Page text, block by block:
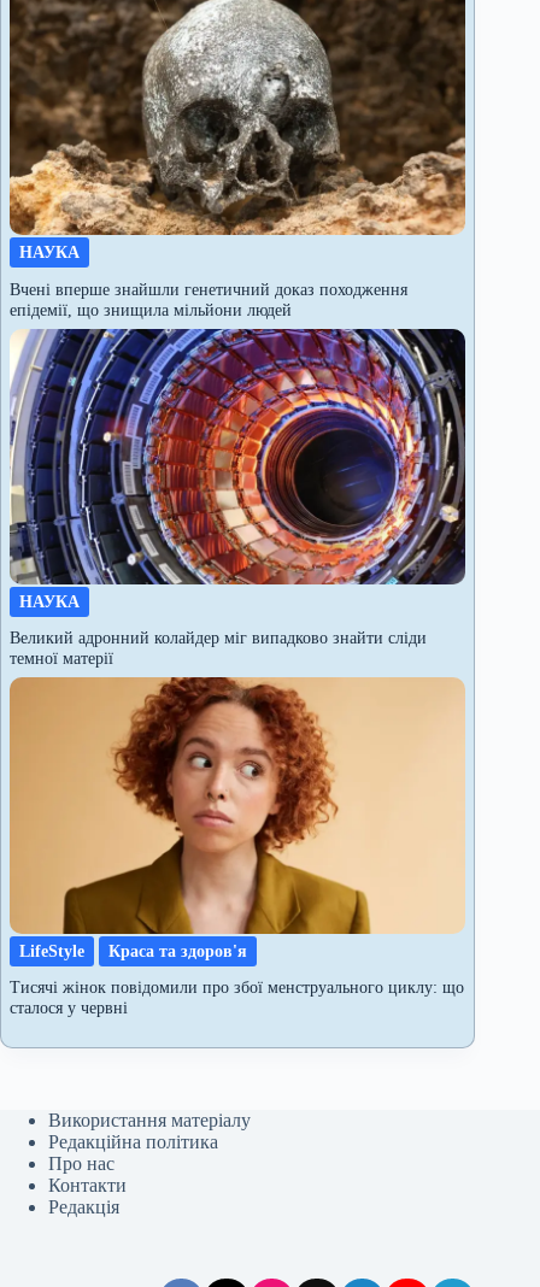
НАУКА
Вчені вперше знайшли генетичний доказ походження
епідемії, що знищила мільйони людей
НАУКА
Великий адронний колайдер міг випадково знайти сліди
темної матерії
LifeStyle
Краса та здоров'я
Тисячі жінок повідомили про збої менструального циклу: що
сталося у червні
Використання матеріалу
Редакційна політика
Про нас
Контакти
Редакція